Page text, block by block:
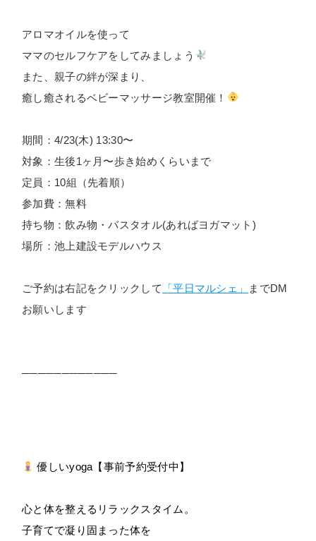
アロマオイルを使って
ママのセルフケアをしてみましょう
また、親子の絆が深まり、
癒し癒されるベビーマッサージ教室開催！
期間：4/23(木) 13:30〜
対象：生後1ヶ月〜歩き始めくらいまで
定員：10組（先着順）
参加費：無料
持ち物：飲み物・バスタオル(あればヨガマット)
場所：池上建設モデルハウス
ご予約は右記をクリックして 「平日マルシェ」
までDM
お願いします
────────────⁡⁡
優しいyoga【事前予約受付中】
心と体を整えるリラックスタイム。
子育てで凝り固まった体を